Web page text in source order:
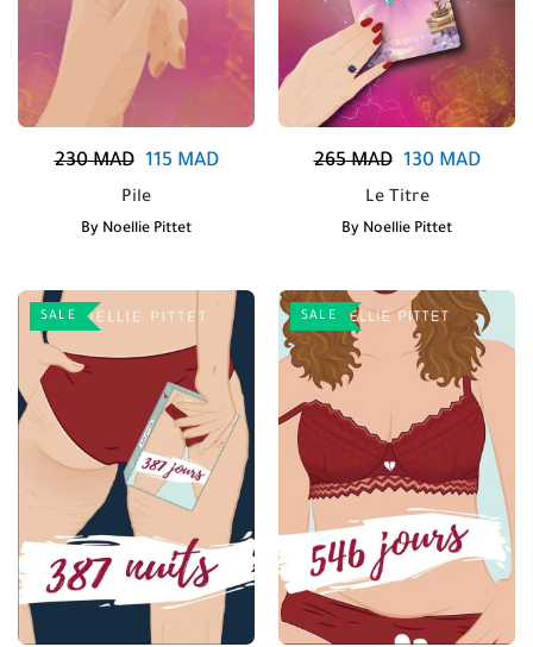
230MAD 115MAD
Pile
By Noellie Pittet
265MAD 130MAD
Le Titre
By Noellie Pittet
SALE SALE